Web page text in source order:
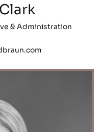
& Administration